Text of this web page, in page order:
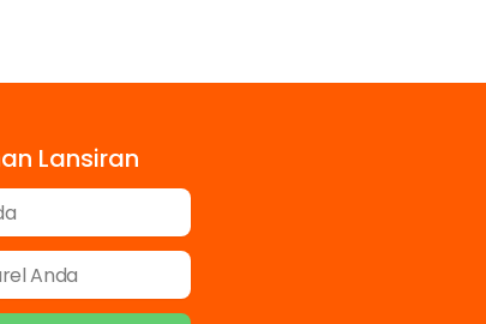
Lansiran